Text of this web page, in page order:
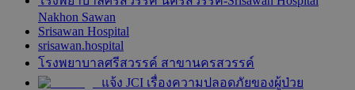
Nakhon Sawan
Srisawan Hospital
srisawan.hospital
โรงพยาบาลศรีสวรรค์ สาขานครสวรรค์
แจ้ง JCI เรื่องความปลอดภัยของผู้ป่วย